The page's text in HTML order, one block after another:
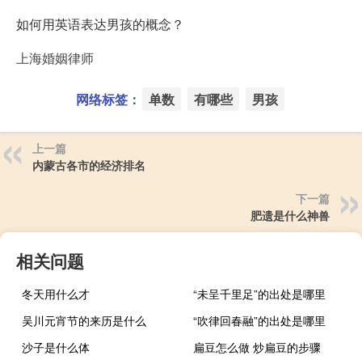
如何用英语表达男孩的概念？
上海婚姻律师
网络标签： 单数 有哪些 男孩
上一篇
内蒙古各市的经济排名
下一篇
肥遗是什么神兽
相关问题
冬天用什么才
“未呈千里足”的出处是哪里
吴川元宵节的来历是什么
“吹律回春融”的出处是哪里
沙子是什么体
扁豆怎么做 炒扁豆的步骤